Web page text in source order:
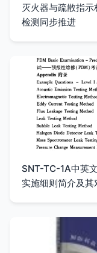
灭火器与疏散指
检测同步推进
SNT-TC-1A中英
实施细则简介及其